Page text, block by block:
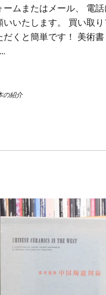
ームまたはメール、 電
いいたします。 買い取
だくと簡単です！ 美術
の紹介